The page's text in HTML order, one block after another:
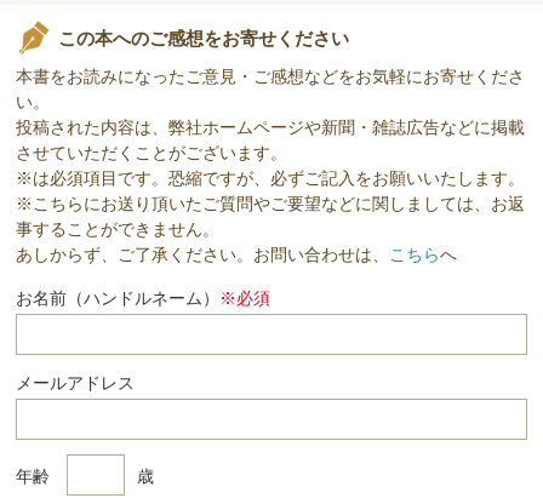
この本へのご感想をお寄せください
本書をお読みになったご意見・ご感想などをお気軽にお寄せくださ
い。
投稿された内容は、弊社ホームページや新聞・雑誌広告などに掲載
させていただくことがございます。
※は必須項目です。恐縮ですが、必ずご記入をお願いいたします。
※こちらにお送り頂いたご質問やご要望などに関しましては、お返
事することができません。
あしからず、ご了承ください。お問い合わせは、 こちらへ
お名前（ハンドルネーム） ※必須
メールアドレス
年齢 歳